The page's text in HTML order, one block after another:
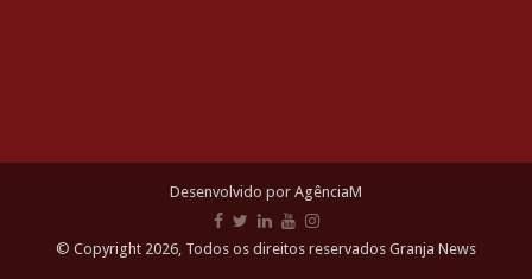
Desenvolvido por AgênciaM
© Copyright 2026, Todos os direitos reservados Granja News